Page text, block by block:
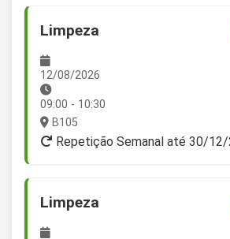
Limpeza
12/08/2026
09:00 - 10:30
B105
Repetição Semanal até 30/
Limpeza